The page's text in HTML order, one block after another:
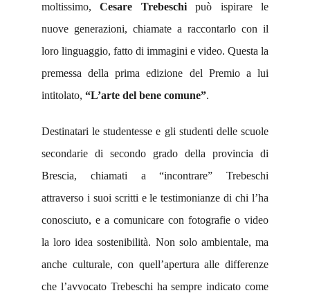
moltissimo,Cesare Trebeschipuò ispirare le
nuove generazioni, chiamate a raccontarlo con il
loro linguaggio, fatto di immagini e video. Questa la
premessa della prima edizione del Premio a lui
intitolato, “L’arte del bene comune”.
Destinatari le studentesse e gli studenti delle scuole
secondarie di secondo grado della provincia di
Brescia, chiamati a “incontrare” Trebeschi
attraverso i suoi scritti e le testimonianze di chi l’ha
conosciuto, e a comunicare con fotografie o video
la loro idea sostenibilità. Non solo ambientale, ma
anche culturale, con quell’apertura alle differenze
che l’avvocato Trebeschi ha sempre indicato come